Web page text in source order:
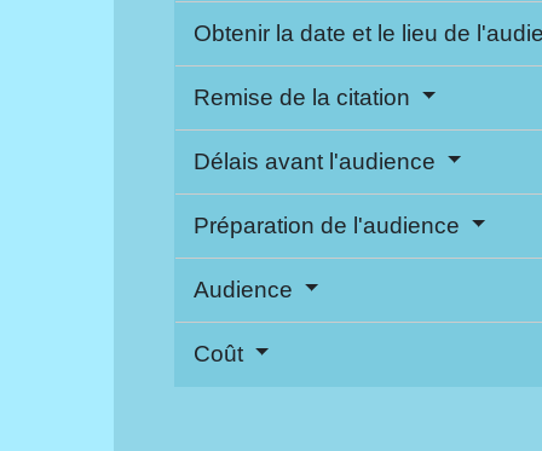
Obtenir la date et le lieu de
Remise de la citation
Délais avant l'audience
Préparation de l'audience
Audience
Coût